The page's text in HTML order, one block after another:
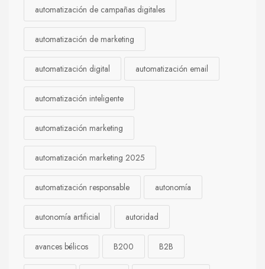
automatización de campañas digitales
automatización de marketing
automatización digital automatización email
automatización inteligente
automatización marketing
automatización marketing 2025
automatización responsable autonomía
autonomía artificial autoridad
avances bélicos B200 B2B